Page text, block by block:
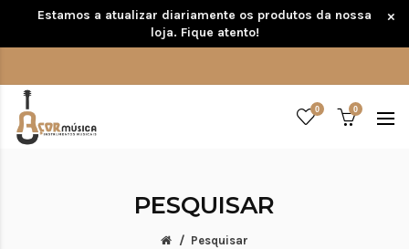
Estamos a atualizar diariamente os produtos da nossa
loja. Fique atento!
×
0 0
PESQUISAR
Pesquisar